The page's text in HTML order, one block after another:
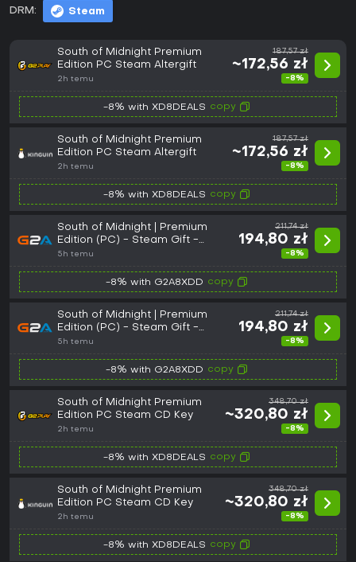
DRM: Steam
South of Midnight Premium
Edition PC Steam Altergift
2h temu
187,57 zł
~172,56 zł
-8%
-8% with XD8DEALS copy
South of Midnight Premium
Edition PC Steam Altergift
2h temu
187,57 zł
~172,56 zł
-8%
-8% with XD8DEALS copy
South of Midnight | Premium
Edition (PC) - Steam Gift -
EUROPE
5h temu
211,74 zł
194,80 zł
-8%
-8% with G2A8XDD copy
South of Midnight | Premium
Edition (PC) - Steam Gift -
GLOBAL
5h temu
211,74 zł
194,80 zł
-8%
-8% with G2A8XDD copy
South of Midnight Premium
Edition PC Steam CD Key
2h temu
348,70 zł
~320,80 zł
-8%
-8% with XD8DEALS copy
South of Midnight Premium
Edition PC Steam CD Key
2h temu
348,70 zł
~320,80 zł
-8%
-8% with XD8DEALS copy